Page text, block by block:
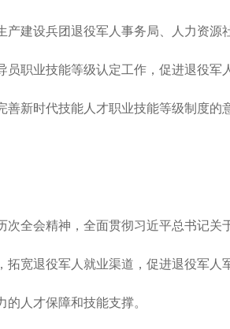
建设兵团退役军人事务局、人力资源
业技能等级认定工作，促进退役军
新时代技能人才职业技能等级制度
会精神，全面贯彻习近平总书记关
宽退役军人就业渠道，促进退役军人
人才保障和技能支撑。